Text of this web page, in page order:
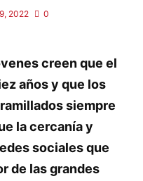
2022 0
creen que el
años y que los
siempre
la cercanía y
sociales que
de las grandes